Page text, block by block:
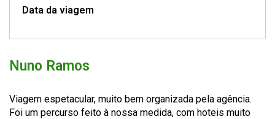
Nuno Ramos
Viagem espetacular, muito bem organizada pela agência.
Foi um percurso feito à nossa medida, com hoteis muito
Data da viagem